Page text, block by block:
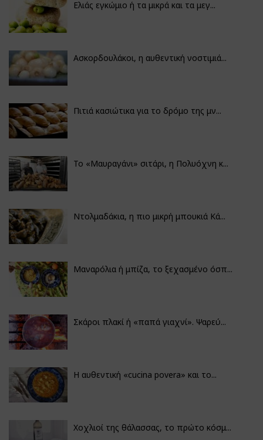
Ελιάς εγκώμιο ή τα μικρά και τα μεγ...
Ασκορδουλάκοι, η αυθεντική νοστιμιά...
Πιτιά κασιώτικα για το δρόμο της μν...
Το «Μαυραγάνι» σιτάρι, η Πολυόχνη κ...
Ντολμαδάκια, η πιο μικρή μπουκιά Κά...
Μαναρόλια ή μπίζα, το ξεχασμένο όσπ...
Σκάροι πλακί ή «παπά γιαχνί». Ψαρεύ...
Η αυθεντική «cucina povera» και το...
Χοχλιοί της θάλασσας, το πρώτο κόσμ...